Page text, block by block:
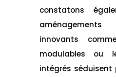
constatons
innovants
modulables ou
intégrés séduisent